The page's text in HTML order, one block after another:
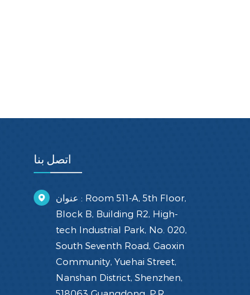
اتصل بنا
عنوان : Room 511-A, 5th Floor,
Block B, Building R2, High-
tech Industrial Park, No. 020,
South Seventh Road, Gaoxin
Community, Yuehai Street,
Nanshan District, Shenzhen,